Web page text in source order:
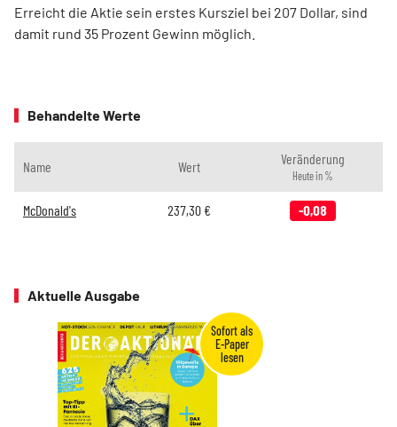
Erreicht die Aktie sein erstes Kursziel bei 207 Dollar, sind
damit rund 35 Prozent Gewinn möglich.
Behandelte Werte
Name Wert Veränderung
Heute in %
McDonald's 237,30 € -0,08
Aktuelle Ausgabe